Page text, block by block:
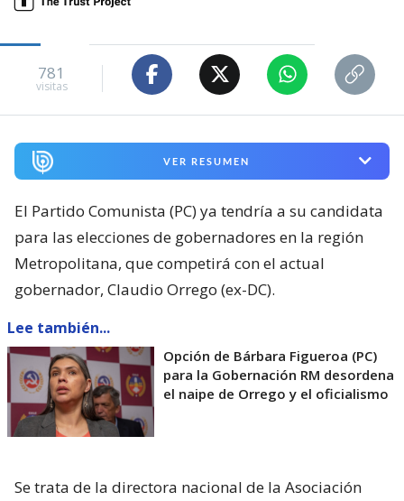
781
visitas
VER RESUMEN
El Partido Comunista (PC) ya tendría a su candidata
para las elecciones de gobernadores en la región
Metropolitana, que competirá con el actual
gobernador, Claudio Orrego (ex-DC).
Lee también...
Opción de Bárbara Figueroa (PC)
para la Gobernación RM desordena
el naipe de Orrego y el oficialismo
Se trata de la directora nacional de la Asociación